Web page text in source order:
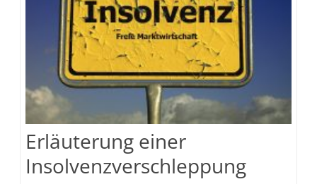
Erläuterung einer
Insolvenzverschleppung